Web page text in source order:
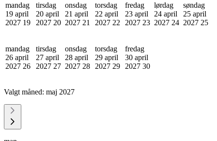
mandag
19 april
2027 19
tirsdag
20 april
2027 20
onsdag
21 april
2027 21
torsdag
22 april
2027 22
fredag
23 april
2027 23
lørdag
24 april
2027 24
søndag
25 april
2027 25
mandag
26 april
2027 26
tirsdag
27 april
2027 27
onsdag
28 april
2027 28
torsdag
29 april
2027 29
fredag
30 april
2027 30
Valgt måned: maj 2027